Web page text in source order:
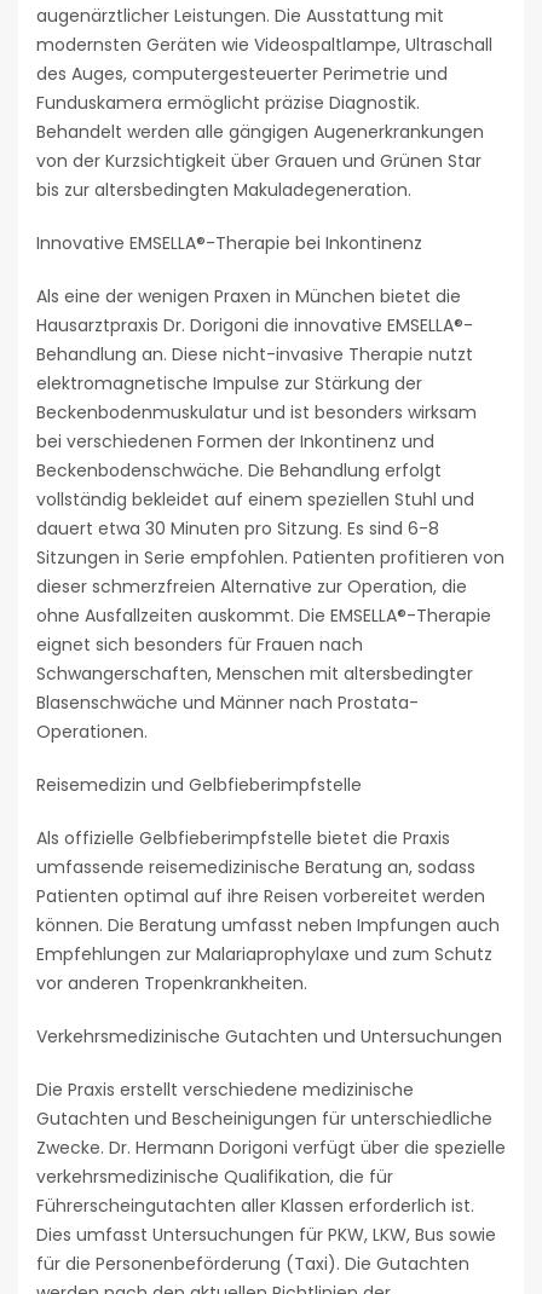
augenärztlicher Leistungen. Die Ausstattung mit
modernsten Geräten wie Videospaltlampe, Ultraschall
des Auges, computergesteuerter Perimetrie und
Funduskamera ermöglicht präzise Diagnostik.
Behandelt werden alle gängigen Augenerkrankungen
von der Kurzsichtigkeit über Grauen und Grünen Star
bis zur altersbedingten Makuladegeneration.
Innovative EMSELLA®-Therapie bei Inkontinenz
Als eine der wenigen Praxen in München bietet die
Hausarztpraxis Dr. Dorigoni die innovative EMSELLA®-
Behandlung an. Diese nicht-invasive Therapie nutzt
elektromagnetische Impulse zur Stärkung der
Beckenbodenmuskulatur und ist besonders wirksam
bei verschiedenen Formen der Inkontinenz und
Beckenbodenschwäche. Die Behandlung erfolgt
vollständig bekleidet auf einem speziellen Stuhl und
dauert etwa 30 Minuten pro Sitzung. Es sind 6-8
Sitzungen in Serie empfohlen. Patienten profitieren von
dieser schmerzfreien Alternative zur Operation, die
ohne Ausfallzeiten auskommt. Die EMSELLA®-Therapie
eignet sich besonders für Frauen nach
Schwangerschaften, Menschen mit altersbedingter
Blasenschwäche und Männer nach Prostata-
Operationen.
Reisemedizin und Gelbfieberimpfstelle
Als offizielle Gelbfieberimpfstelle bietet die Praxis
umfassende reisemedizinische Beratung an, sodass
Patienten optimal auf ihre Reisen vorbereitet werden
können. Die Beratung umfasst neben Impfungen auch
Empfehlungen zur Malariaprophylaxe und zum Schutz
vor anderen Tropenkrankheiten.
Verkehrsmedizinische Gutachten und Untersuchungen
Die Praxis erstellt verschiedene medizinische
Gutachten und Bescheinigungen für unterschiedliche
Zwecke. Dr. Hermann Dorigoni verfügt über die spezielle
verkehrsmedizinische Qualifikation, die für
Führerscheingutachten aller Klassen erforderlich ist.
Dies umfasst Untersuchungen für PKW, LKW, Bus sowie
für die Personenbeförderung (Taxi). Die Gutachten